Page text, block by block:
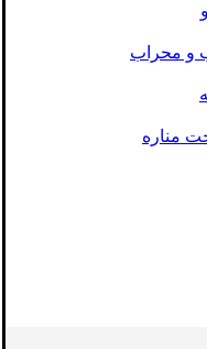
و محراب
مناره